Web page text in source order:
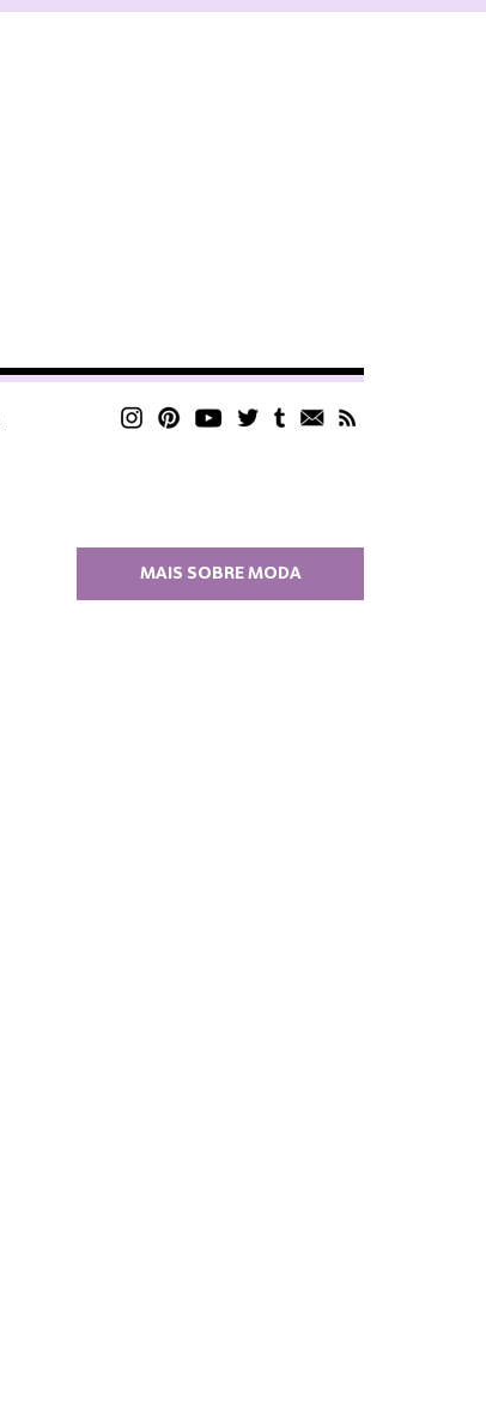
MAIS SOBRE MODA